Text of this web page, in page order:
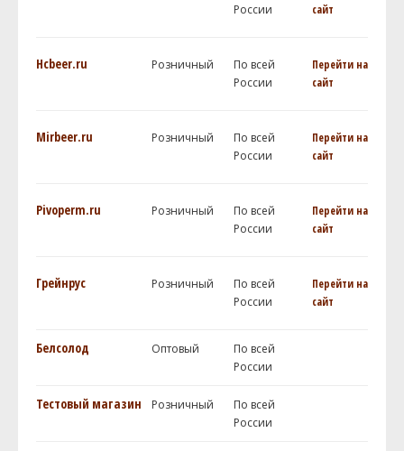
России
сайт
Hcbeer.ru Розничный
По всей
России
Перейти на
сайт
Mirbeer.ru Розничный
По всей
России
Перейти на
сайт
Pivoperm.ru Розничный
По всей
России
Перейти на
сайт
Грейнрус Розничный
По всей
России
Перейти на
сайт
Белсолод Оптовый
По всей
России
Тестовый магазин Розничный
По всей
России